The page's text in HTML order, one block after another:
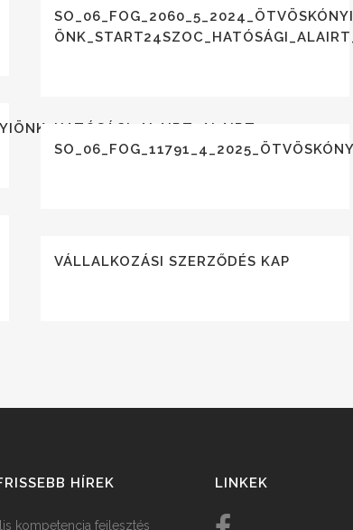
VÁLLALKOZÁSI SZERZŐDÉS KAP
HÍREK
kompetencia fejlesztés
LINKEK